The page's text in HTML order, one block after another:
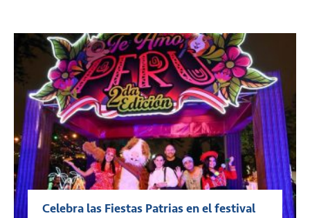
Celebra las Fiestas Patrias en el festival